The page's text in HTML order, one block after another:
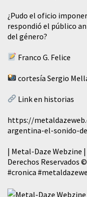
¿Pudo el oficio
respondió el público
del género?
Franco G. Felice
cortesía Sergio
Link en historias
https://
argentina-el-sonido-
| Metal-Daze Webzine
Derechos Reservados
#cronica